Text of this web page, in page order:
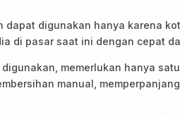
digunakan hanya karena
di pasar saat ini dengan cepat
memerlukan hanya
manual,